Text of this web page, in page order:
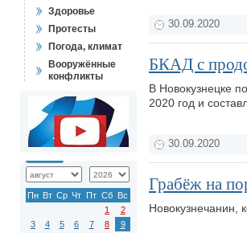
Здоровье
Протесты
Погода, климат
Вооружённые
конфликты
Пн Вт Ср Чт Пт Сб Вс
1
2
3
4 5 6 7 8
9
30.09.2020
БКАД с
В Новокузнецке
2020 год и
30.09.2020
Грабёж на
Новокузнечанин,